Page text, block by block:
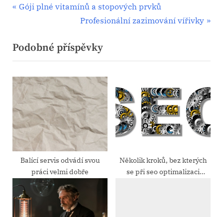
Navigace
příspěvek
P
v
i
o
u
s
P
o
s
t
Góji plné vitamínů a stopových prvků
N
x
t
P
o
s
:
Profesionální zazimování vířivky
Podobné příspěvky
Balící servis odvádí svou
práci velmi dobře
Několik kroků, bez kterých
se při seo optimalizaci